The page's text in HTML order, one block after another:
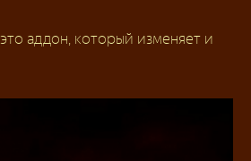
аддон, который изменяет и